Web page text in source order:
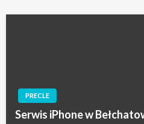
PRECLE
Serwis iPhone w